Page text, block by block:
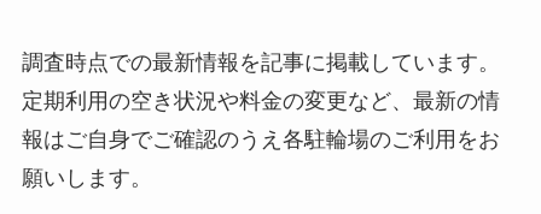
調査時点での最新情報を記事に掲載しています。
定期利用の空き状況や料金の変更など、最新の情
報はご自身でご確認のうえ各駐輪場のご利用をお
願いします。